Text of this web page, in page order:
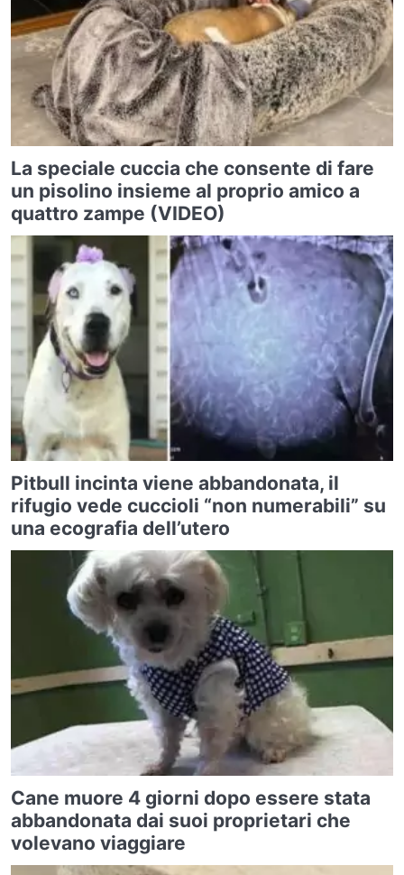
La speciale cuccia che consente di fare
un pisolino insieme al proprio amico a
quattro zampe (VIDEO)
Pitbull incinta viene abbandonata, il
rifugio vede cuccioli “non numerabili” su
una ecografia dell’utero
Cane muore 4 giorni dopo essere stata
abbandonata dai suoi proprietari che
volevano viaggiare